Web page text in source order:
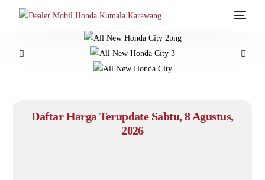
Daftar Harga Terupdate Sabtu, 8 Agustus,
2026
Beranda
Simulasi Kredit